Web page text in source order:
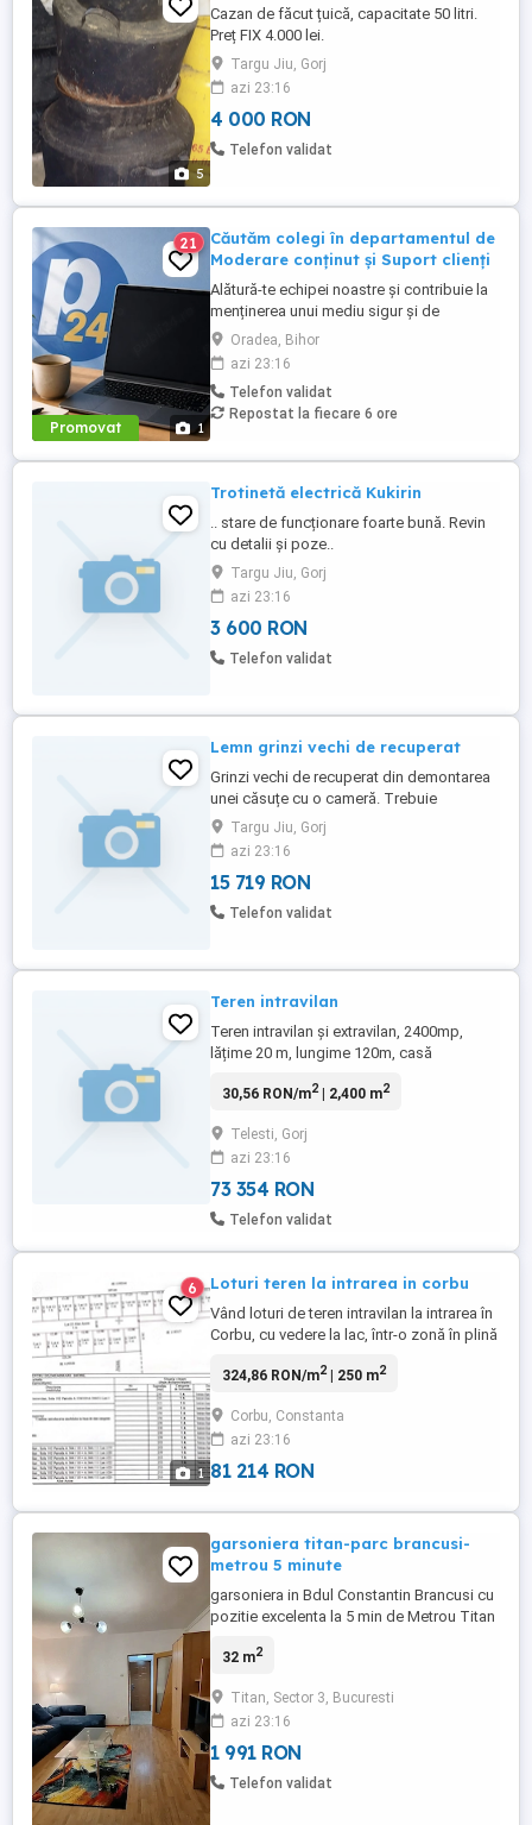
5
Cazan de făcut țuică, capacitate 50 litri.
Preț FIX 4.000 lei.
Targu Jiu, Gorj
azi 23:16
4 000 RON
Telefon validat
Promovat 1
21
Căutăm colegi în departamentul de
Moderare conținut și Suport clienți
Alătură-te echipei noastre și contribuie la
menținerea unui mediu sigur și de
încredere pe platformele noastre de
anunțuri din România, Germania și
Ungaria. În funcție de experiența și
abilitățile tale, vei avea un rol în moderarea
conținutului postat de utilizatori și sau în
Oradea, Bihor
azi 23:16
Telefon validat
Repostat la fiecare 6 ore
Trotinetă electrică Kukirin
.. stare de funcționare foarte bună. Revin
cu detalii și poze..
Targu Jiu, Gorj
azi 23:16
3 600 RON
Telefon validat
Lemn grinzi vechi de recuperat
Grinzi vechi de recuperat din demontarea
unei căsuțe cu o cameră. Trebuie
demontată !
Targu Jiu, Gorj
azi 23:16
15 719 RON
Telefon validat
Teren intravilan
Teren intravilan și extravilan, 2400mp,
lățime 20 m, lungime 120m, casă
funcțional, rețeaua de apă la limita
împrejmuit cu garduri și porți, anexă din
cărămidă și lemn bună pentru depozitarea
materialelor de construcții. Preț ...
30,56 RON/m2| 2,400 m2
Telesti, Gorj
azi 23:16
73 354 RON
Telefon validat
1
6 Loturi teren la intrarea in corbu
Vând loturi de teren intravilan la intrarea în
Corbu, cu vedere la lac, într-o zonă în plină
plaja Corbu 5 minute Mamaia Nord
zonă. Ideal pentru construcție casă sau
investiție. În apropiere: benzinărie,
magazine ...
324,86 RON/m2| 250 m2
Corbu, Constanta
azi 23:16
81 214 RON
garsoniera titan-parc brancusi-
metrou 5 minute
garsoniera in Bdul Constantin Brancusi cu
pozitie excelenta la 5 min de Metrou Titan
multiple mijl de transp in comun, linga
Supermarketuri. Blocul din 1980 ,reabilitat,
curat si linistit, are 2 lifturi ,supraveghere
video-intrare, ...
32 m2
Titan, Sector 3, Bucuresti
azi 23:16
1 991 RON
Telefon validat